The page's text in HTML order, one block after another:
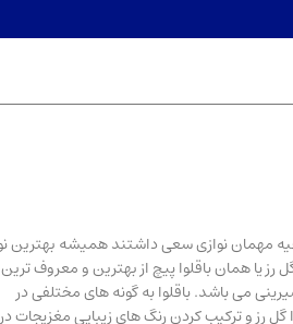
مهمان نوازی سعی داشتند همیشه بهترین
رز یا همان باقلوا پیچ از بهترین و معروف ترین
می باشد. باقلوا به گونه های مختلفی در
رز و ترکیب کردن رنگ های زیبایی مغزیجات در